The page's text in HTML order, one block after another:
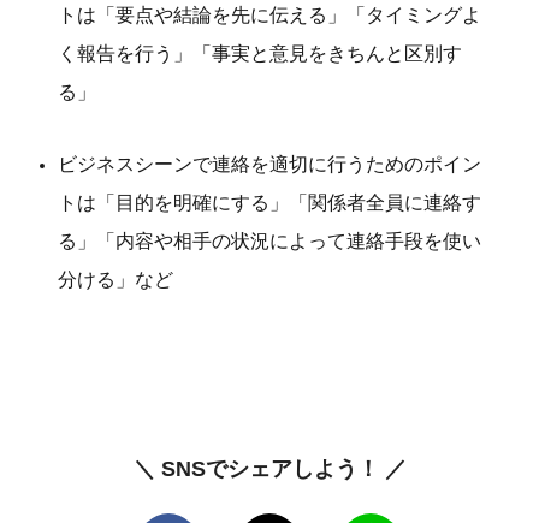
トは「要点や結論を先に伝える」「タイミングよ
く報告を行う」「事実と意見をきちんと区別す
る」
ビジネスシーンで連絡を適切に行うためのポイン
トは「目的を明確にする」「関係者全員に連絡す
る」「内容や相手の状況によって連絡手段を使い
分ける」など
＼ SNSでシェアしよう！ ／